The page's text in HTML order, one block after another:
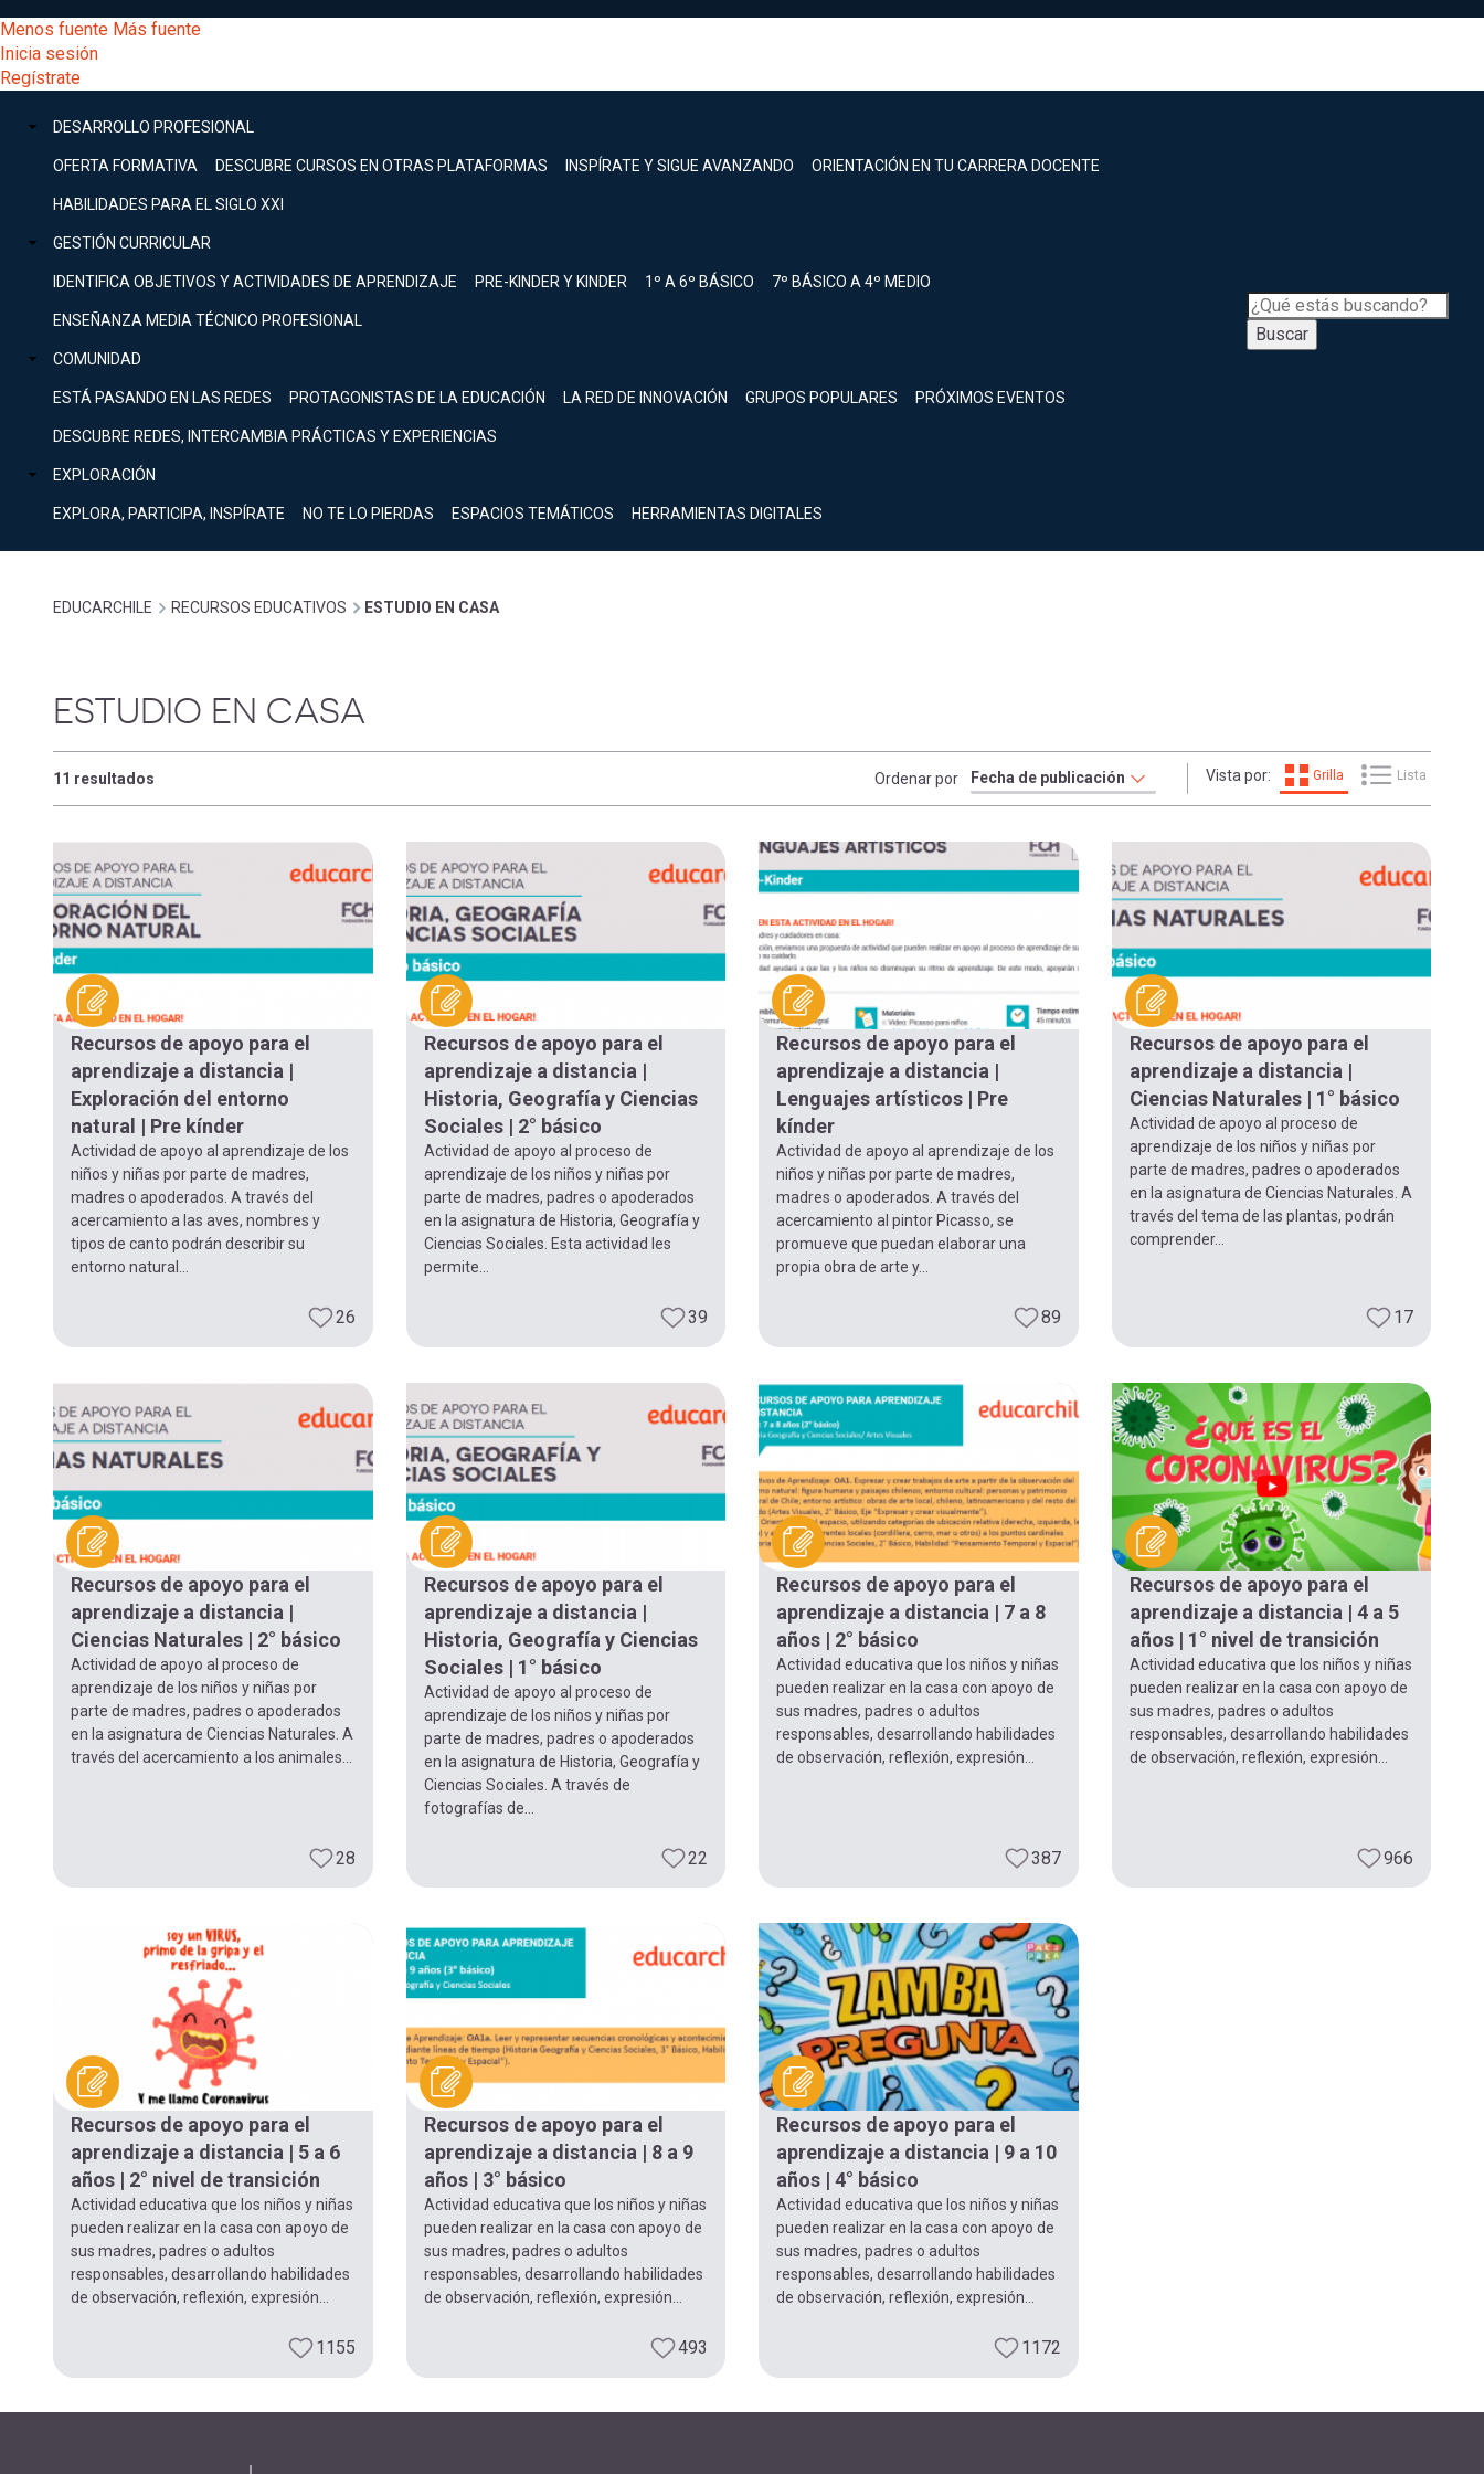
al
contenido
principal
[Educarchile
Escritorio]
Menú
entrar
mi
cuenta
Menos fuente Más fuente
Inicia sesión
Regístrate
Menú
principal
DESARROLLO PROFESIONAL
OFERTA FORMATIVA DESCUBRE CURSOS EN OTRAS PLATAFORMAS INSPÍRATE Y SIGUE AVANZANDO ORIENTACIÓN EN TU CARRERA DOCENTE
HABILIDADES PARA EL SIGLO XXI
GESTIÓN CURRICULAR
IDENTIFICA OBJETIVOS Y ACTIVIDADES DE APRENDIZAJE PRE-KINDER Y KINDER 1º A 6º BÁSICO 7º BÁSICO A 4º MEDIO
ENSEÑANZA MEDIA TÉCNICO PROFESIONAL
COMUNIDAD
ESTÁ PASANDO EN LAS REDES PROTAGONISTAS DE LA EDUCACIÓN LA RED DE INNOVACIÓN GRUPOS POPULARES PRÓXIMOS EVENTOS
DESCUBRE REDES, INTERCAMBIA PRÁCTICAS Y EXPERIENCIAS
EXPLORACIÓN
EXPLORA, PARTICIPA, INSPÍRATE NO TE LO PIERDAS ESPACIOS TEMÁTICOS HERRAMIENTAS DIGITALES
Buscar
Buscar
Menú
principal
DESARROLLO
Expand
GESTIÓN
Expand
COMUNIDAD
Expand
EXPLORACIÓN
[Educarchile
Mobile]
Menú
mi
cuenta
Inicia
Sobrescribir
enlaces
de
ayuda
a
la
navegación
EDUCARCHILE RECURSOS EDUCATIVOS ESTUDIO EN CASA
ESTUDIO EN CASA
11 resultados Ordenar por Vista por: Grilla Lista
Recursos de apoyo para el
aprendizaje a distancia |
Exploración del entorno
natural | Pre kínder
Actividad de apoyo al aprendizaje de los
niños y niñas por parte de madres,
madres o apoderados. A través del
acercamiento a las aves, nombres y
tipos de canto podrán describir su
entorno natural...
26
Recursos de apoyo para el
aprendizaje a distancia |
Historia, Geografía y Ciencias
Sociales | 2° básico
Actividad de apoyo al proceso de
aprendizaje de los niños y niñas por
parte de madres, padres o apoderados
en la asignatura de Historia, Geografía y
Ciencias Sociales. Esta actividad les
permite...
39
Recursos de apoyo para el
aprendizaje a distancia |
Lenguajes artísticos | Pre
kínder
Actividad de apoyo al aprendizaje de los
niños y niñas por parte de madres,
madres o apoderados. A través del
acercamiento al pintor Picasso, se
promueve que puedan elaborar una
propia obra de arte y...
89
Recursos de apoyo para el
aprendizaje a distancia |
Ciencias Naturales | 1° básico
Actividad de apoyo al proceso de
aprendizaje de los niños y niñas por
parte de madres, padres o apoderados
en la asignatura de Ciencias Naturales. A
través del tema de las plantas, podrán
comprender...
17
Recursos de apoyo para el
aprendizaje a distancia |
Ciencias Naturales | 2° básico
Actividad de apoyo al proceso de
aprendizaje de los niños y niñas por
parte de madres, padres o apoderados
en la asignatura de Ciencias Naturales. A
través del acercamiento a los animales...
28
Recursos de apoyo para el
aprendizaje a distancia |
Historia, Geografía y Ciencias
Sociales | 1° básico
Actividad de apoyo al proceso de
aprendizaje de los niños y niñas por
parte de madres, padres o apoderados
en la asignatura de Historia, Geografía y
Ciencias Sociales. A través de
fotografías de...
22
Recursos de apoyo para el
aprendizaje a distancia | 7 a 8
años | 2° básico
Actividad educativa que los niños y niñas
pueden realizar en la casa con apoyo de
sus madres, padres o adultos
responsables, desarrollando habilidades
de observación, reflexión, expresión...
387
Recursos de apoyo para el
aprendizaje a distancia | 4 a 5
años | 1° nivel de transición
Actividad educativa que los niños y niñas
pueden realizar en la casa con apoyo de
sus madres, padres o adultos
responsables, desarrollando habilidades
de observación, reflexión, expresión...
966
Recursos de apoyo para el
aprendizaje a distancia | 5 a 6
años | 2° nivel de transición
Actividad educativa que los niños y niñas
pueden realizar en la casa con apoyo de
sus madres, padres o adultos
responsables, desarrollando habilidades
de observación, reflexión, expresión...
1155
Recursos de apoyo para el
aprendizaje a distancia | 8 a 9
años | 3° básico
Actividad educativa que los niños y niñas
pueden realizar en la casa con apoyo de
sus madres, padres o adultos
responsables, desarrollando habilidades
de observación, reflexión, expresión...
493
Recursos de apoyo para el
aprendizaje a distancia | 9 a 10
años | 4° básico
Actividad educativa que los niños y niñas
pueden realizar en la casa con apoyo de
sus madres, padres o adultos
responsables, desarrollando habilidades
de observación, reflexión, expresión...
1172
Inicia sesión.